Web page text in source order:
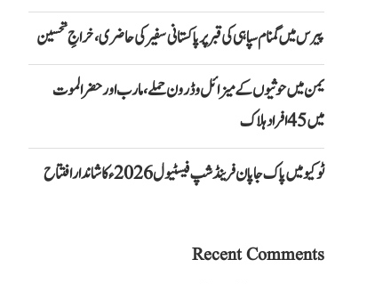
پیرس میں گمنام سپاہی کی قبر پر پاکستانی سفیر کی حاضری، خراجِ تحسین
یمن میں حوثیوں کے میزائل و ڈرون حملے، مارب اور حضرالموت
میں 45 افراد ہلاک
ٹوکیو میں پاک جاپان فرینڈشپ فیسٹیول 2026ء کا شاندار افتتاح
Recent Comments